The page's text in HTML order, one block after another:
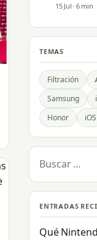
15 Jul · 6 min
TEMAS
Filtración
Samsung
Honor iOS
Buscar:
ENTRADAS
Qué